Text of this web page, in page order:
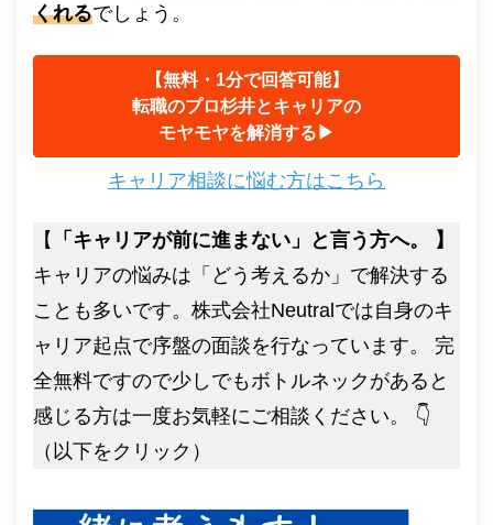
くれるでしょう。
【無料・1分で回答可能】
転職のプロ杉井とキャリアの
モヤモヤを解消する▶︎
キャリア相談に悩む方はこちら
【
「キャリアが前に進まない」と言う方へ。 】
キャリアの悩みは「どう考えるか」で解決する
ことも多いです。株式会社Neutralでは自身のキ
ャリア起点で序盤の面談を行なっています。 完
全無料ですので少しでもボトルネックがあると
感じる方は一度お気軽にご相談ください。 👇
（以下をクリック）